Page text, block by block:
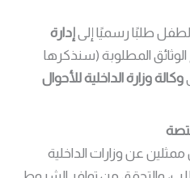
طلبًا رسميًا إلىإدارة
المطلوبة (سنذكرها
وكالة وزارة الداخلية للأحوال
عن وزارات الداخلية